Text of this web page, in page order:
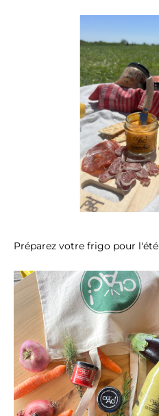
Préparez votre frigo pour l'été